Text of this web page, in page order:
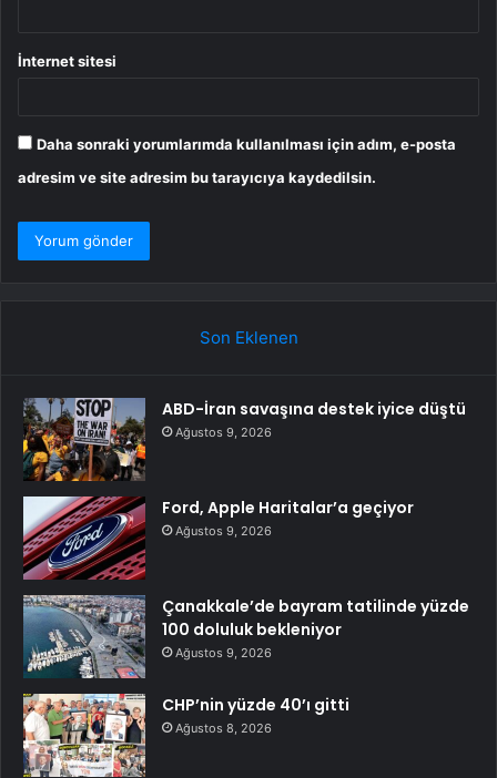
İnternet sitesi
Daha sonraki yorumlarımda kullanılması için adım, e-posta
adresim ve site adresim bu tarayıcıya kaydedilsin.
Son Eklenen
ABD-İran savaşına destek iyice düştü
Ağustos 9, 2026
Ford, Apple Haritalar’a geçiyor
Ağustos 9, 2026
Çanakkale’de bayram tatilinde yüzde
100 doluluk bekleniyor
Ağustos 9, 2026
CHP’nin yüzde 40’ı gitti
Ağustos 8, 2026